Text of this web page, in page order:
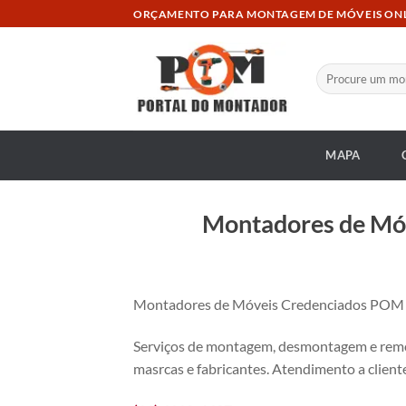
to
ORÇAMENTO PARA MONTAGEM DE MÓVEIS
Pesquisar
por:
MAPA
Montadores de
Montadores de Móveis Credenciados
Serviços de montagem, desmontagem e
masrcas e fabricantes. Atendimento a